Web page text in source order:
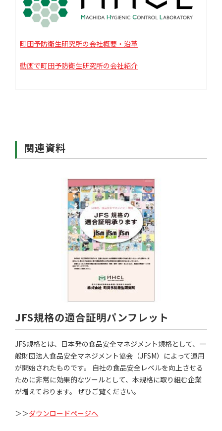
町田予防衛生研究所の会社概要・沿革
動画で町田予防衛生研究所の会社紹介
関連資料
JFS規格の適合証明パンフレット
JFS規格とは、日本発の食品安全マネジメント規格として、一
般財団法人食品安全マネジメント協会（JFSM）によって運用
が開始されたものです。 自社の食品安全レベルを向上させる
ために非常に効果的なツールとして、本規格に取り組む企業
が増えております。 ぜひご覧ください。
＞＞ダウンロードページへ